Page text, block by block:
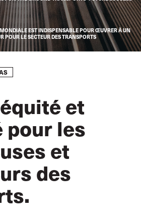
EST INDISPENSABLE POUR ŒUVRER À UN
POUR LE SECTEUR DES TRANSPORTS
et
les
et
des